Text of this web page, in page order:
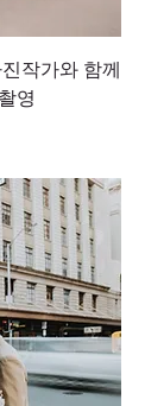
작가와 함께
영